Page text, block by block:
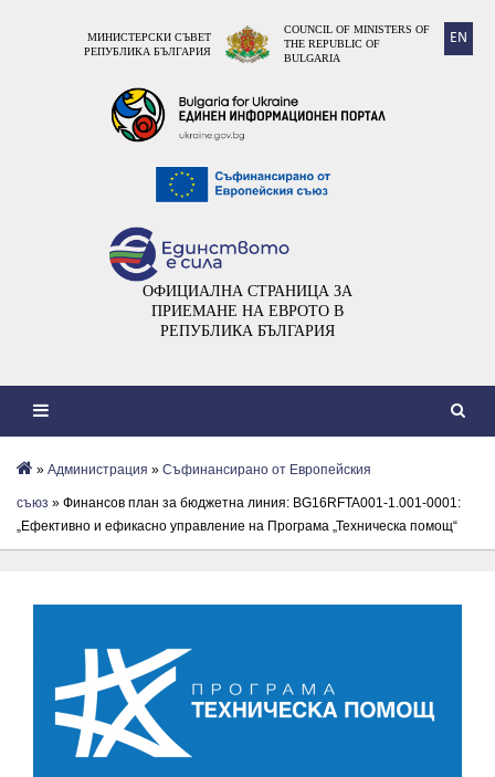
EN
МИНИСТЕРСКИ СЪВЕТ
РЕПУБЛИКА БЪЛГАРИЯ
COUNCIL OF MINISTERS OF
THE REPUBLIC OF
BULGARIA
ОФИЦИАЛНА СТРАНИЦА ЗА
ПРИЕМАНЕ НА ЕВРОТО В
РЕПУБЛИКА БЪЛГАРИЯ
» Администрация » Съфинансирано от Европейския
съюз » Финансов план за бюджетна линия: BG16RFTA001-1.001-0001:
„Ефективно и ефикасно управление на Програма „Техническа помощ“